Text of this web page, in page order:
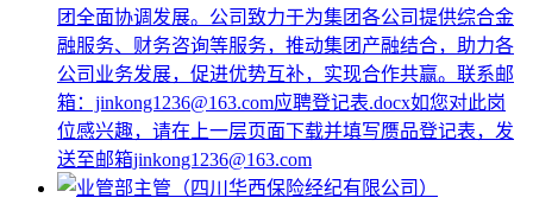
团全面协调发展。公司致力于为集团各公司提供综合金
融服务、财务咨询等服务，推动集团产融结合，助力各
公司业务发展，促进优势互补，实现合作共赢。联系邮
箱：jinkong1236@163.com应聘登记表.docx如您对此岗
位感兴趣，请在上一层页面下载并填写赝品登记表，发
送至邮箱jinkong1236@163.com